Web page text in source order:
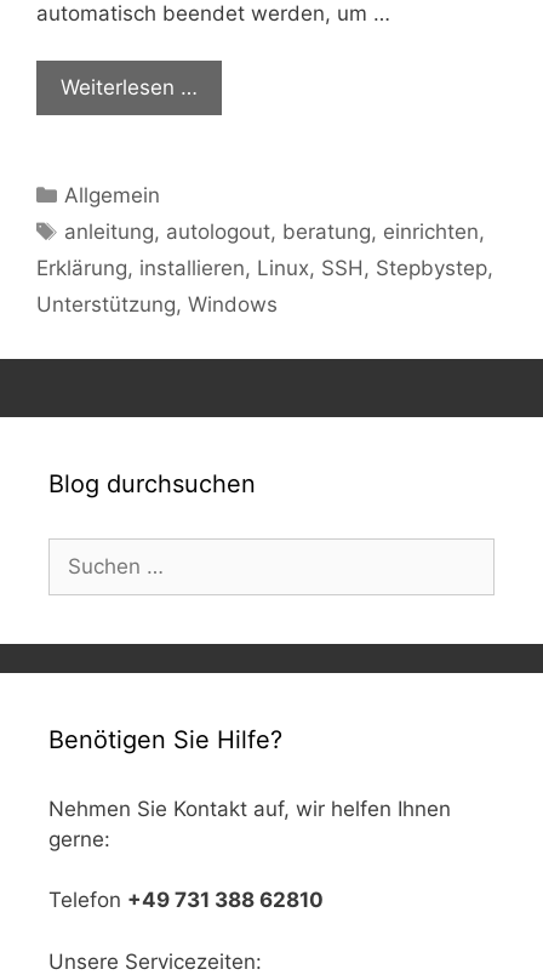
automatisch beendet werden, um …
Weiterlesen …
Kategorien
Allgemein
Schlagwörter
anleitung, autologout, beratung, einrichten,
Erklärung, installieren, Linux, SSH , Stepbystep,
Unterstützung, Windows
Blog durchsuchen
nach:
Benötigen Sie Hilfe?
Nehmen Sie Kontakt auf, wir helfen Ihnen
gerne:
Telefon +49 731 388 62810
Unsere Servicezeiten: